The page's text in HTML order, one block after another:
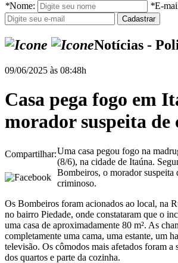
*Nome: *E-
Notícias -
09/06/2025 às 08:48h
Casa pega fogo em
morador suspeita de
Compartilhar:Uma casa pegou fogo na
(8/6), na cidade de Itaúna.
Bombeiros, o morador suspeita
criminoso.
Os Bombeiros foram acionados ao local, na
no bairro Piedade, onde constataram que o
uma casa de aproximadamente 80 m². As
completamente uma cama, uma estante, um
televisão. Os cômodos mais afetados foram a
dos quartos e parte da cozinha.